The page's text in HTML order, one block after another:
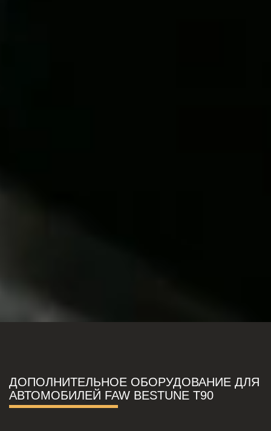
ДОПОЛНИТЕЛЬНОЕ ОБОРУДОВАНИЕ ДЛЯ
АВТОМОБИЛЕЙ FAW BESTUNE T90